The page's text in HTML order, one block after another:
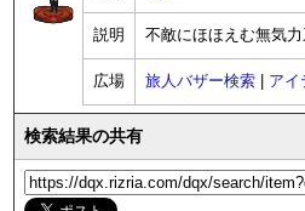
説明 不敵にほほえむ無気
広場 旅人バザー検索 アイ
検索結果の共有